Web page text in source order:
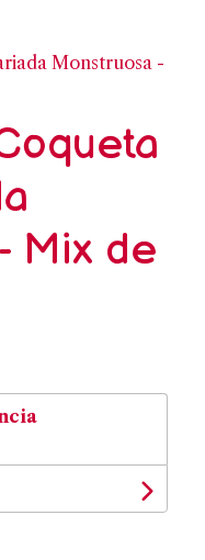
Monstruosa -
Mix de